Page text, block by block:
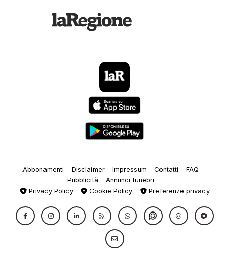
Abbonamenti Disclaimer Impressum Contatti
FAQ
Pubblicità
Annunci funebri
Privacy Policy
Cookie Policy Preferenze privacy